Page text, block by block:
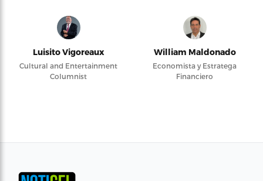
Luisito Vigoreaux
Cultural and Entertainment
Columnist
William Maldonado
Economista y Estratega
Financiero